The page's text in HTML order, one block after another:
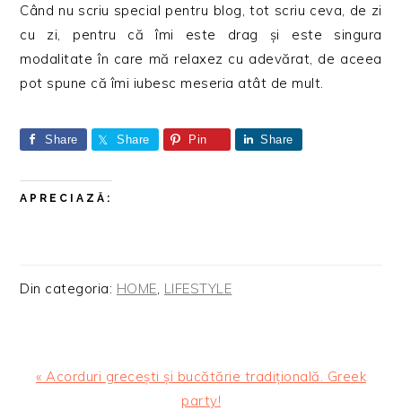
Când nu scriu special pentru blog, tot scriu ceva, de zi
cu zi, pentru că îmi este drag și este singura
modalitate în care mă relaxez cu adevărat, de aceea
pot spune că îmi iubesc meseria atât de mult.
Share Share Pin Share
APRECIAZĂ:
Din categoria: HOME, LIFESTYLE
Articol
« Acorduri grecești și bucătărie tradițională. Greek
party!